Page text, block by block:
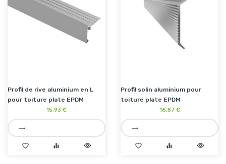
Profil de rive aluminium en L
pour toiture plate EPDM
15,93 €
trending_flat
favorite_border equalizer visibility
Profil solin aluminium pour
toiture plate EPDM
16,87 €
trending_flat
favorite_border equalizer visibility